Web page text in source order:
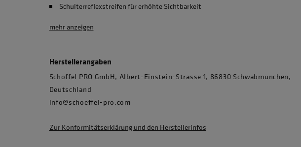
Schulterreflexstreifen für erhöhte Sichtbarkeit
mehr anzeigen
Herstellerangaben
Schöffel PRO GmbH, Albert-Einstein-Strasse 1, 86830 Schwabmünchen,
Deutschland
info@schoeffel-pro.com
Zur Konformitätserklärung und den Herstellerinfos